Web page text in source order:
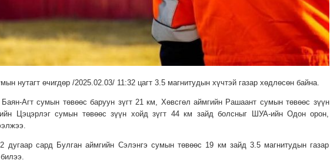
нутагт өчигдөр /2025.02.03/ 11:32 цагт 3.5 магнитудын хүчтэй газар хөдлөсөн байна.
Баян-Агт сумын төвөөс баруун зүгт 21 км, Хөвсгөл аймгийн Рашаант сумын төвөөс зүүн
Цэцэрлэг сумын төвөөс зүүн хойд зүгт 44 км зайд болсныг ШУА-ийн Одон орон,
дугаар сард Булган аймгийн Сэлэнгэ сумын төвөөс 19 км зайд 3.5 магнитудын газар